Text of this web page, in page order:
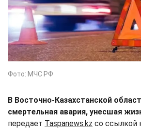
Фото: МЧС РФ
В Восточно-Казахстанской
смертельная авария, унесшая
передает Taspanews.kz со ссылкой